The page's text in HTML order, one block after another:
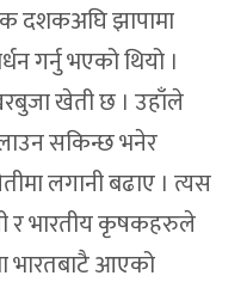
दशकअघि झापामा
गर्नु भएको थियो ।
खरबुजा खेती छ । उहाँले
सकिन्छ भनेर
लगानी बढाए । त्यस
र भारतीय कृषकहरुले
भारतबाटै आएको